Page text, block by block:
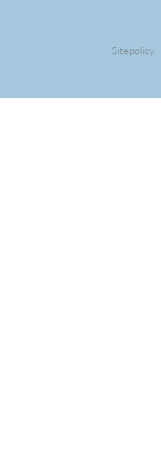
Sitepolicy